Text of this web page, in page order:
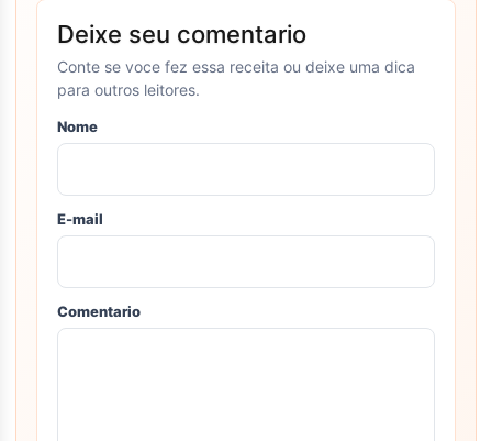
Deixe seu comentario
Conte se voce fez essa receita ou deixe uma dica
para outros leitores.
Nome
E-mail
Comentario